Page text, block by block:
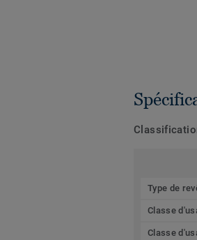
Type de
Classe
Classe